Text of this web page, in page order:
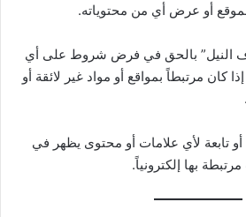
أو عرض أي من محتوياته.
النيل” بالحق في فرض شروط على أي
كان مرتبطاً بمواقع أو مواد غير لائقة أو
أو تابعة لأي علامات أو محتوى يظهر في
بها إلكترونياً.